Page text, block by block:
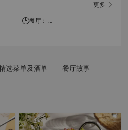
更多
餐厅：
至周日）
选菜单及酒单 餐厅故事